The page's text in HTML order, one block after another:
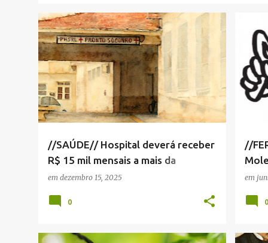
//SAÚDE// Hospital deverá receber
R$ 15 mil mensais a mais da
prefeitura em 2026
em dezembro 15, 2025
HOSPITAL SANTA ROSA DE LIMA
0
//
em
VIVA!
0